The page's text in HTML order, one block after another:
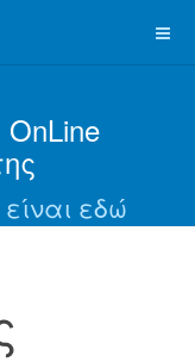
εδώ